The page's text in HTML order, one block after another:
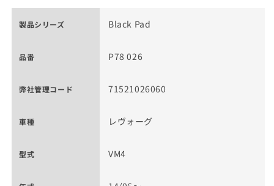
製品シリーズ Black Pad
品番 P78 026
弊社管理コード 71521026060
車種 レヴォーグ
型式 VM4